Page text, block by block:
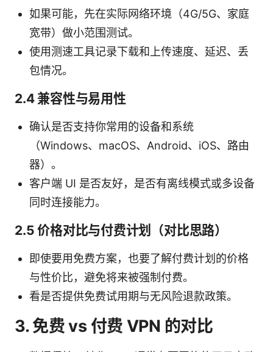
如果可能，先在实际网络环境（4G/5G、家庭
宽带）做小范围测试。
使用测速工具记录下载和上传速度、延迟、丢
包情况。
2.4 兼容性与易用性
确认是否支持你常用的设备和系统
（Windows、macOS、Android、iOS、路由
器）。
客户端 UI 是否友好，是否有离线模式或多设备
同时连接能力。
2.5 价格对比与付费计划（对比思路）
即使要用免费方案，也要了解付费计划的价格
与性价比，避免将来被强制付费。
看是否提供免费试用期与无风险退款政策。
3. 免费 vs 付费 VPN 的对比